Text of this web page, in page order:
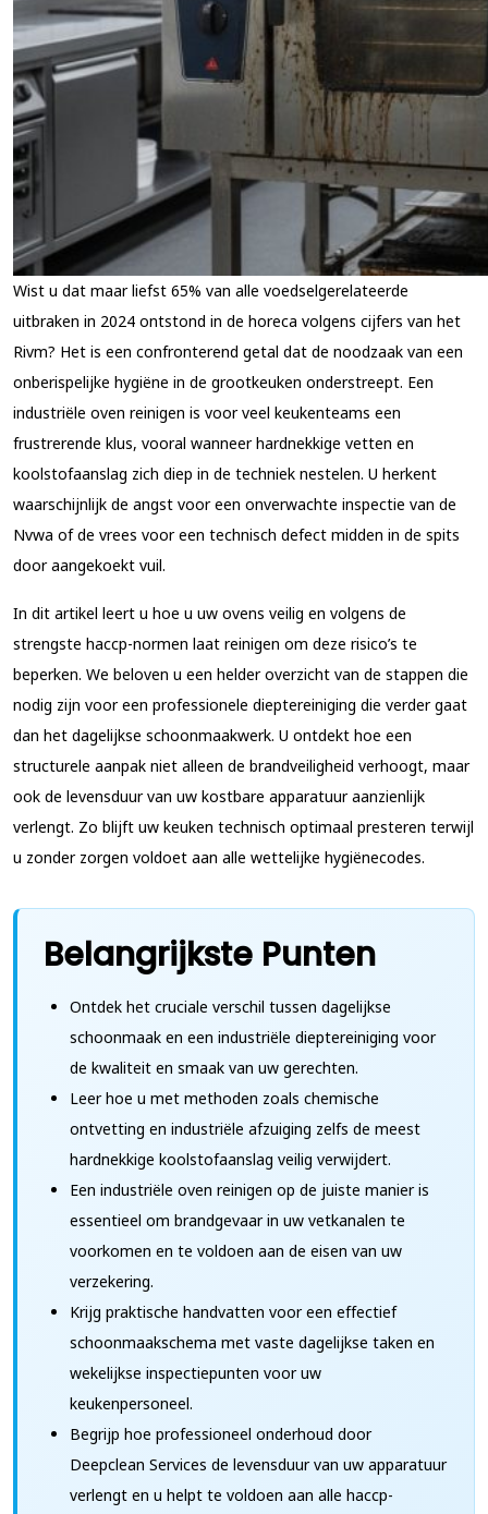
Wist u dat maar liefst 65% van alle voedselgerelateerde
uitbraken in 2024 ontstond in de horeca volgens cijfers van het
Rivm? Het is een confronterend getal dat de noodzaak van een
onberispelijke hygiëne in de grootkeuken onderstreept. Een
industriële oven reinigen is voor veel keukenteams een
frustrerende klus, vooral wanneer hardnekkige vetten en
koolstofaanslag zich diep in de techniek nestelen. U herkent
waarschijnlijk de angst voor een onverwachte inspectie van de
Nvwa of de vrees voor een technisch defect midden in de spits
door aangekoekt vuil.
In dit artikel leert u hoe u uw ovens veilig en volgens de
strengste haccp-normen laat reinigen om deze risico’s te
beperken. We beloven u een helder overzicht van de stappen die
nodig zijn voor een professionele dieptereiniging die verder gaat
dan het dagelijkse schoonmaakwerk. U ontdekt hoe een
structurele aanpak niet alleen de brandveiligheid verhoogt, maar
ook de levensduur van uw kostbare apparatuur aanzienlijk
verlengt. Zo blijft uw keuken technisch optimaal presteren terwijl
u zonder zorgen voldoet aan alle wettelijke hygiënecodes.
Belangrijkste Punten
Ontdek het cruciale verschil tussen dagelijkse
schoonmaak en een industriële dieptereiniging voor
de kwaliteit en smaak van uw gerechten.
Leer hoe u met methoden zoals chemische
ontvetting en industriële afzuiging zelfs de meest
hardnekkige koolstofaanslag veilig verwijdert.
Een industriële oven reinigen op de juiste manier is
essentieel om brandgevaar in uw vetkanalen te
voorkomen en te voldoen aan de eisen van uw
verzekering.
Krijg praktische handvatten voor een effectief
schoonmaakschema met vaste dagelijkse taken en
wekelijkse inspectiepunten voor uw
keukenpersoneel.
Begrijp hoe professioneel onderhoud door
Deepclean Services de levensduur van uw apparatuur
verlengt en u helpt te voldoen aan alle haccp-